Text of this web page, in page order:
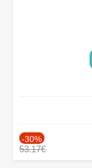
-30%
53.17€